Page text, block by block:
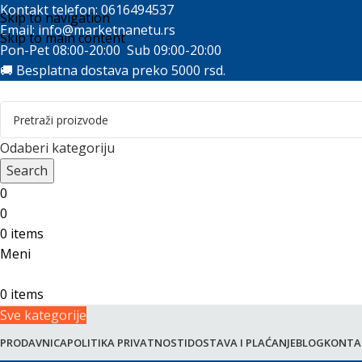
Skip to navigation
Skip to main content
Kontakt telefon: 0616494537
Email: info@marketnanetu.rs
Pon-Pet 08:00-20:00 Sub 09:00-20:00
🚚 Besplatna dostava preko 5000 rsd.
Odaberi kategoriju
Search
0
0
0 items
Meni
0 items
Sve kategorije
PRODAVNICAPOLITIKA PRIVATNOSTIDOSTAVA I PLAĆANJEBLOG